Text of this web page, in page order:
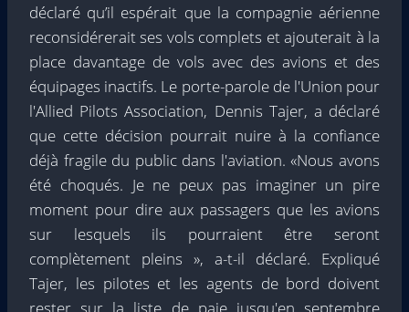
déclaré qu’il espérait que la compagnie aérienne
reconsidérerait ses vols complets et ajouterait à la
place davantage de vols avec des avions et des
équipages inactifs. Le porte-parole de l'Union pour
l'Allied Pilots Association, Dennis Tajer, a déclaré
que cette décision pourrait nuire à la confiance
déjà fragile du public dans l'aviation. «Nous avons
été choqués. Je ne peux pas imaginer un pire
moment pour dire aux passagers que les avions
sur lesquels ils pourraient être seront
complètement pleins », a-t-il déclaré. Expliqué
Tajer, les pilotes et les agents de bord doivent